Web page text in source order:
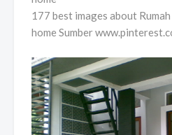
177 best images about
home Sumber